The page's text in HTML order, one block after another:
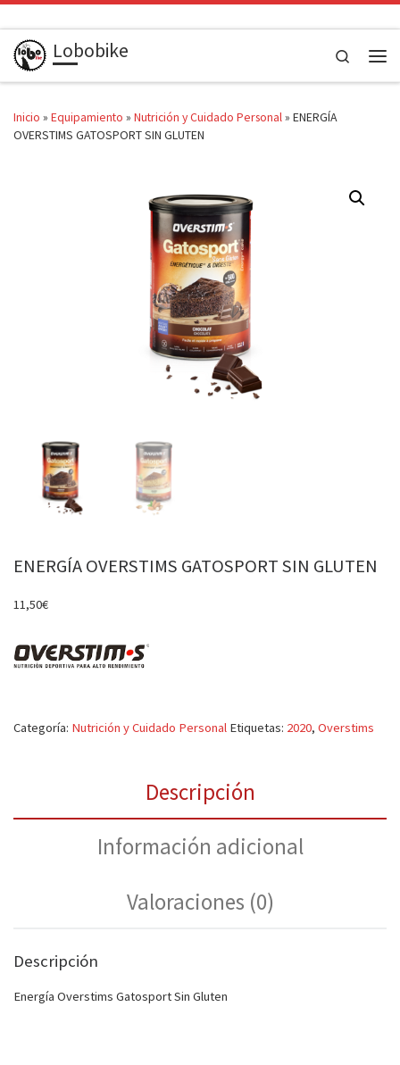
Saltar al contenido
Lobobike
Search
Inicio » Equipamiento » Nutrición y Cuidado Personal» ENERGÍA
OVERSTIMS GATOSPORT SIN GLUTEN
ENERGÍA OVERSTIMS GATOSPORT SIN GLUTEN
11,50€
Categoría: Nutrición y Cuidado Personal Etiquetas: 2020, Overstims
Descripción
Información adicional
Valoraciones (0)
Descripción
Energía Overstims Gatosport Sin Gluten